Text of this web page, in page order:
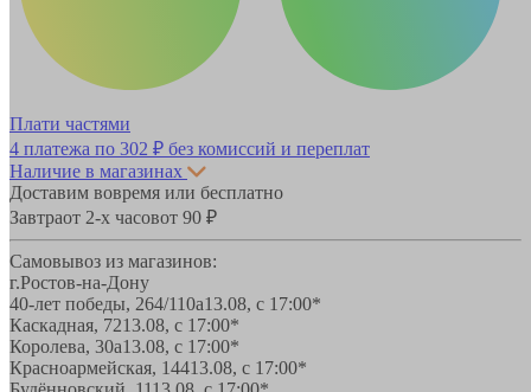
Плати частями
4 платежа по 302 ₽ без комиссий и переплат
Наличие в магазинах
Доставим вовремя или бесплатно
Завтраот 2-х часовот 90 ₽
Самовывоз из магазинов:
г.Ростов-на-Дону
40-лет победы, 264/110а13.08, с 17:00*
Каскадная, 7213.08, с 17:00*
Королева, 30а13.08, с 17:00*
Красноармейская, 14413.08, с 17:00*